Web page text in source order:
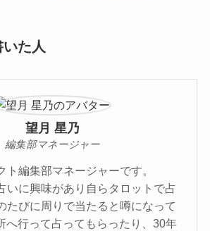
た人
望月 星乃
編集部マネージャー
ト編集部マネージャーです。
いに興味があり自らタロットで占
たびに周りで当たると噂になって
へ行って占ってもらったり、30年